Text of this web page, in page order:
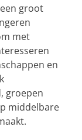
groot
met
en
groepen
middelbare